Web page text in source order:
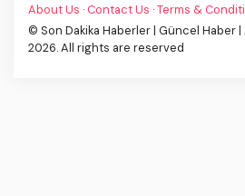
About Us · Contact Us ·Terms &
© Son Dakika Haberler | Güncel Haber |
2026. All rights are reserved